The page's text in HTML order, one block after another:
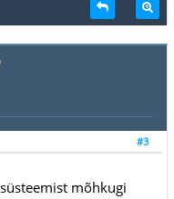
#3
mõhkugi